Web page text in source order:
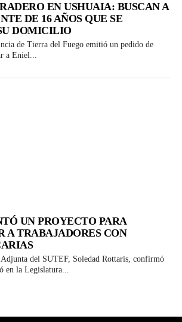
EN USHUAIA: BUSCAN A
DE 16 AÑOS QUE SE
DOMICILIO
de Tierra del Fuego emitió un pedido de
a Eniel...
UN PROYECTO PARA
A TRABAJADORES CON
del SUTEF, Soledad Rottaris, confirmó
en la Legislatura...